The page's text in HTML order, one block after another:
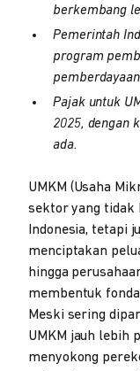
berkembang
Pemerintah
program
Pajak untuk
2025, dengan
ada.
UMKM (Usaha
sektor yang tidak
Indonesia, tetapi
menciptakan
hingga
membentuk
Meski sering
UMKM jauh lebih
menyokong